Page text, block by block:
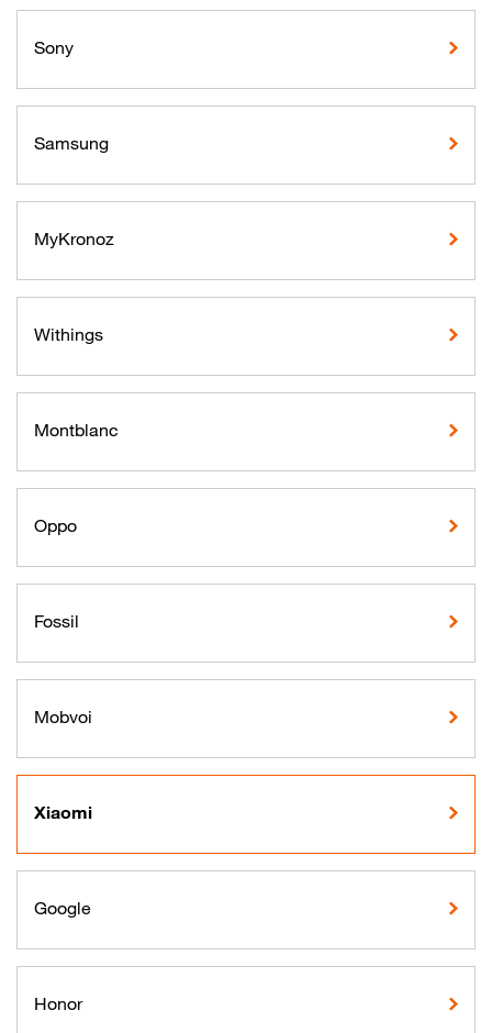
Sony
Samsung
MyKronoz
Withings
Montblanc
Oppo
Fossil
Mobvoi
Xiaomi
Google
Honor